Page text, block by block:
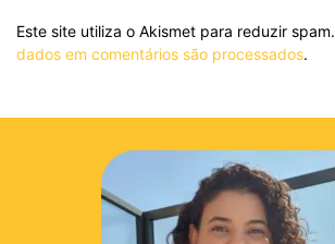
Este site utiliza o Akismet para reduzir spam.
dados em comentários são processados.